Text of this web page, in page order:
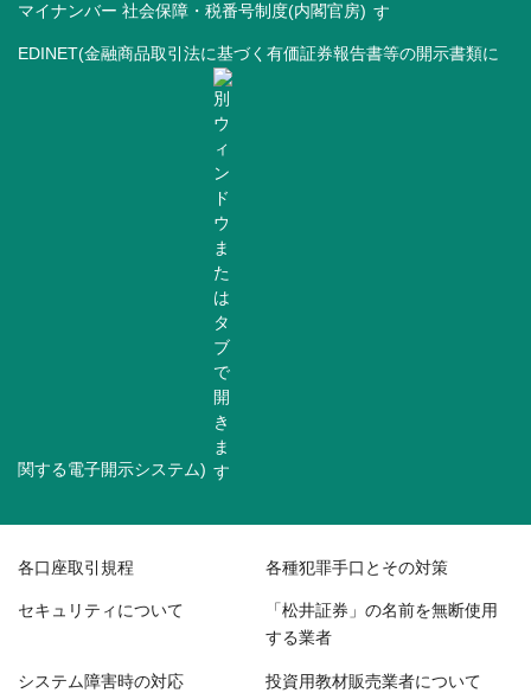
マイナンバー 社会保障・税番号制度(内閣官房)
EDINET(金融商品取引法に基づく有価証券報告書等の開示書類に
関する電子開示システム)
各口座取引規程 各種犯罪手口とその対策
セキュリティについて 「松井証券」の名前を無断使用
する業者
システム障害時の対応 投資用教材販売業者について